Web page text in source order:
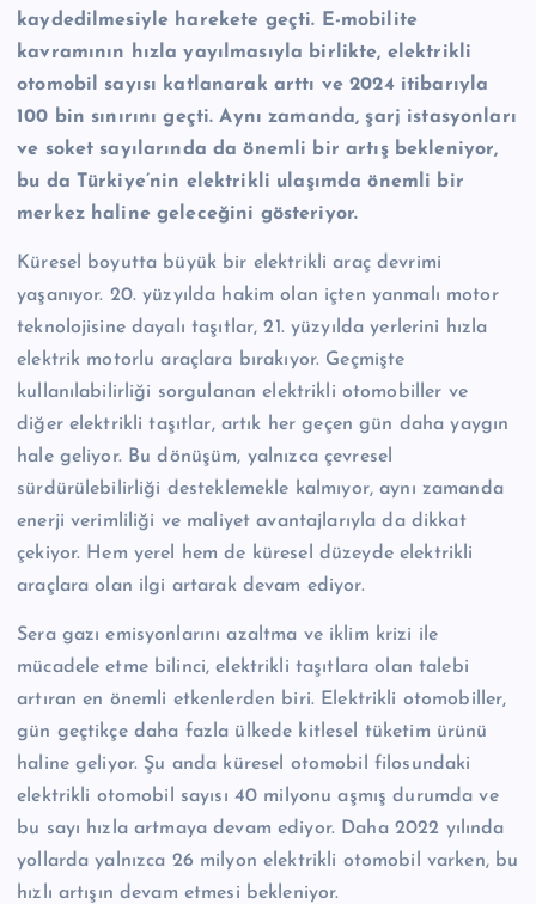
kaydedilmesiyle harekete geçti. E-mobilite
kavramının hızla yayılmasıyla birlikte, elektrikli
otomobil sayısı katlanarak arttı ve 2024 itibarıyla
100 bin sınırını geçti. Aynı zamanda, şarj istasyonları
ve soket sayılarında da önemli bir artış bekleniyor,
bu da Türkiye’nin elektrikli ulaşımda önemli bir
merkez haline geleceğini gösteriyor.
Küresel boyutta büyük bir elektrikli araç devrimi
yaşanıyor. 20. yüzyılda hakim olan içten yanmalı motor
teknolojisine dayalı taşıtlar, 21. yüzyılda yerlerini hızla
elektrik motorlu araçlara bırakıyor. Geçmişte
kullanılabilirliği sorgulanan elektrikli otomobiller ve
diğer elektrikli taşıtlar, artık her geçen gün daha yaygın
hale geliyor. Bu dönüşüm, yalnızca çevresel
sürdürülebilirliği desteklemekle kalmıyor, aynı zamanda
enerji verimliliği ve maliyet avantajlarıyla da dikkat
çekiyor. Hem yerel hem de küresel düzeyde elektrikli
araçlara olan ilgi artarak devam ediyor.
Sera gazı emisyonlarını azaltma ve iklim krizi ile
mücadele etme bilinci, elektrikli taşıtlara olan talebi
artıran en önemli etkenlerden biri. Elektrikli otomobiller,
gün geçtikçe daha fazla ülkede kitlesel tüketim ürünü
haline geliyor. Şu anda küresel otomobil filosundaki
elektrikli otomobil sayısı 40 milyonu aşmış durumda ve
bu sayı hızla artmaya devam ediyor. Daha 2022 yılında
yollarda yalnızca 26 milyon elektrikli otomobil varken, bu
hızlı artışın devam etmesi bekleniyor.